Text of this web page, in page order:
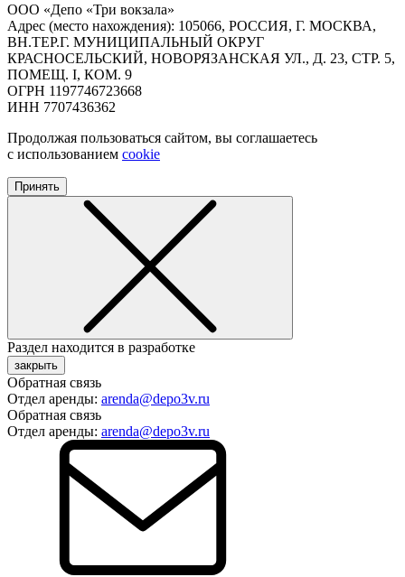
ООО «Депо «Три вокзала»
Адрес (место нахождения): 105066, РОССИЯ, Г. МОСКВА,
ВН.ТЕР.Г. МУНИЦИПАЛЬНЫЙ ОКРУГ
КРАСНОСЕЛЬСКИЙ, НОВОРЯЗАНСКАЯ УЛ., Д. 23, СТР. 5,
ПОМЕЩ. I, КОМ. 9
ОГРН 1197746723668
ИНН 7707436362
Продолжая пользоваться сайтом, вы соглашаетесь
с использованием cookie
Принять
Раздел находится в разработке
закрыть
Обратная связь
Отдел аренды: arenda@depo3v.ru
Обратная связь
Отдел аренды: arenda@depo3v.ru